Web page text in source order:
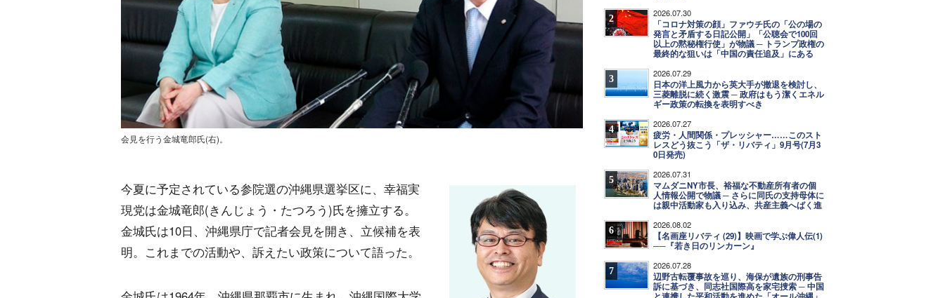
会見を行う金城竜郎氏(右)。
今夏に予定されている参院選の沖縄県選挙区に、幸福実
現党は金城竜郎(きんじょう・たつろう)氏を擁立する。
金城氏は10日、沖縄県庁で記者会見を開き、立候補を表
明。これまでの活動や、訴えたい政策について語った。
2 2026.07.30
「コロナ対策の顔」ファウチ氏の「公の場の
発言と矛盾する日記公開」「公聴会で100回
以上の黙秘権行使」が物議 ─ トランプ政権の
最終的な狙いは「中国の責任追及」にある
3 2026.07.29
日本の洋上風力から英大手が撤退を検討し、
三菱離脱に続く激震 ─ 政府はもう潔くエネル
ギー政策の転換を表明すべき
4 2026.07.27
疲労・人間関係・プレッシャー……このスト
レスどう抜こう「ザ・リバティ」9月号(7月3
0日発売)
5 2026.07.31
マムダニNY市長、裕福な不動産所有者の個
人情報公開で物議 ─ さらに同氏の支持母体に
は親中活動家も入り込み、共産主義へばく進
6 2026.08.02
【名画座リバティ (29)】映画で学ぶ偉人伝(1)
──『若き日のリンカーン』
7 2026.07.28
辺野古転覆事故を巡り、海保が遺族の刑事告
訴に基づき、同志社国際高を家宅捜索 ─ 中国